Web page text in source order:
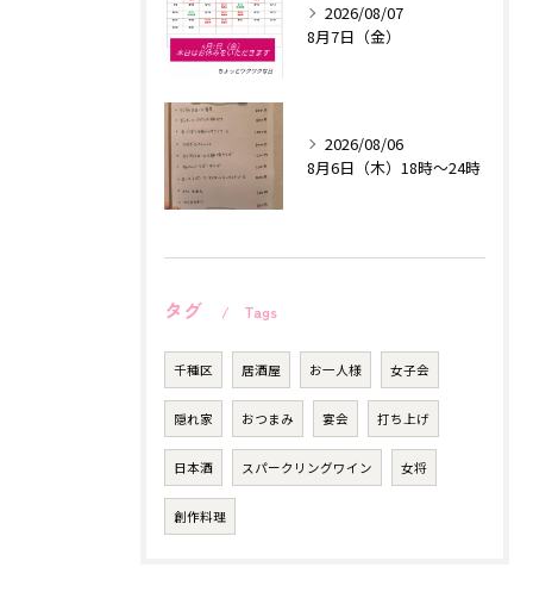
2026/08/07
8月7日（金）
2026/08/06
8月6日（木）18時〜24時
タグ Tags
千種区 居酒屋 お一人様 女子会
隠れ家 おつまみ 宴会 打ち上げ
日本酒 スパークリングワイン 女将
創作料理